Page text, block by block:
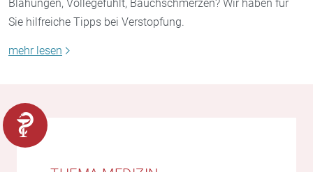
Blähungen, Völlegefühlt, Bauchschmerzen? Wir haben für
Sie hilfreiche Tipps bei Verstopfung.
mehr lesen